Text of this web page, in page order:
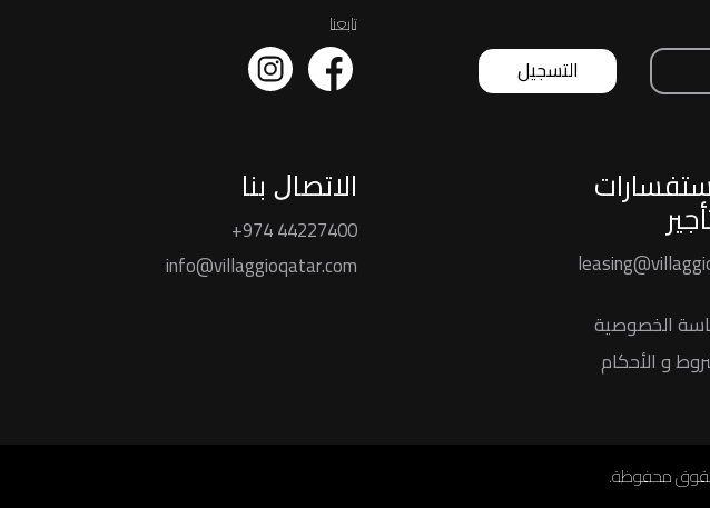
التسجيل
تابعنا
اﻟﺨﺼﻮﺻﻴﺔ
و الأحكام
اﻻﺗﺼﺎﻝ ﺑﻨﺎ
+974 44227400
info@villaggioqatar.com